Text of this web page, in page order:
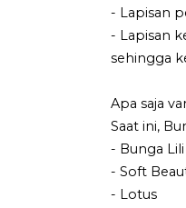
- Lapisan
- Lapisan
sehingga
Apa saja
Saat ini,
- Bunga Lili
- Soft
- Lotus